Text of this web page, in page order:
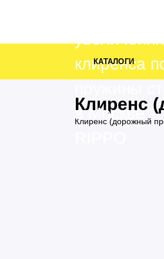
КАТАЛОГИ
Клиренс
Клиренс (дорожный